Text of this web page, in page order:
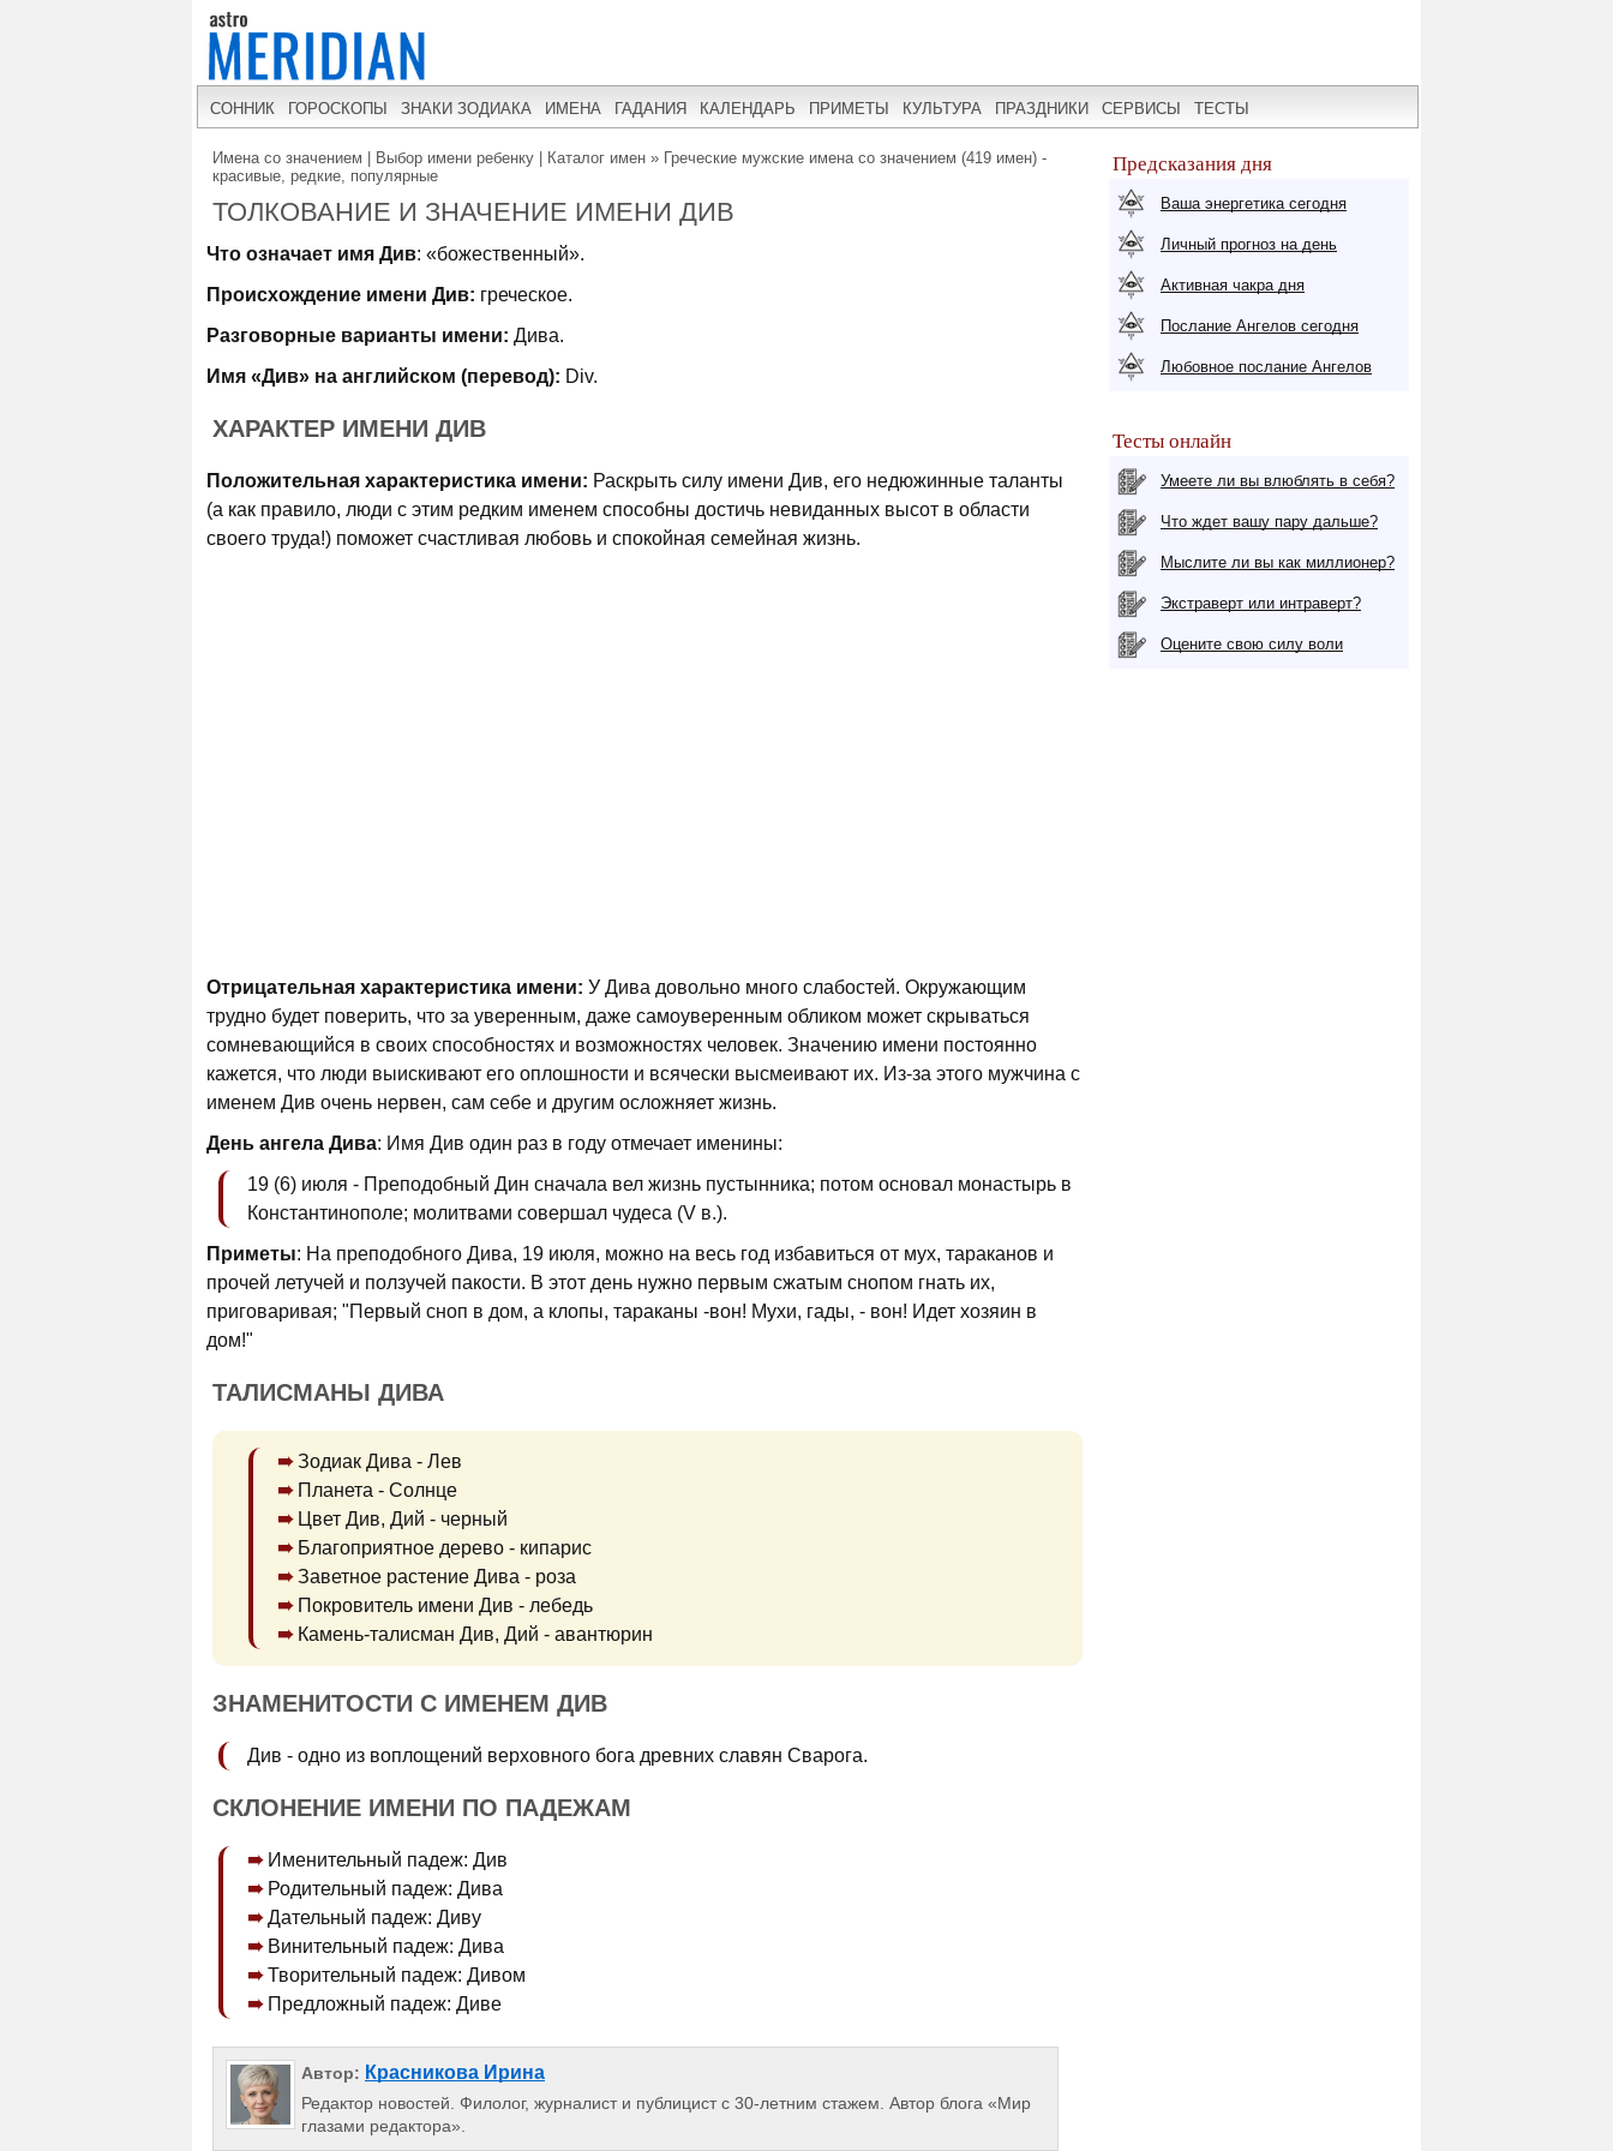
СОННИК ГОРОСКОПЫ ЗНАКИ ЗОДИАКА ИМЕНА ГАДАНИЯ КАЛЕНДАРЬ ПРИМЕТЫ КУЛЬТУРА ПРАЗДНИКИ СЕРВИСЫ ТЕСТЫ
Имена со значением | Выбор имени ребенку | Каталог имен » Греческие мужские имена со значением (419 имен) -
красивые, редкие, популярные
ТОЛКОВАНИЕ И ЗНАЧЕНИЕ ИМЕНИ ДИВ
Что означает имя Див: «божественный».
Происхождение имени Див: греческое.
Разговорные варианты имени: Дива.
Имя «Див» на английском (перевод): Div.
ХАРАКТЕР ИМЕНИ ДИВ
Положительная характеристика имени: Раскрыть силу имени Див, его недюжинные таланты
(а как правило, люди с этим редким именем способны достичь невиданных высот в области
своего труда!) поможет счастливая любовь и спокойная семейная жизнь.
Отрицательная характеристика имени: У Дива довольно много слабостей. Окружающим
трудно будет поверить, что за уверенным, даже самоуверенным обликом может скрываться
сомневающийся в своих способностях и возможностях человек. Значению имени постоянно
кажется, что люди выискивают его оплошности и всячески высмеивают их. Из-за этого мужчина с
именем Див очень нервен, сам себе и другим осложняет жизнь.
День ангела Дива: Имя Див один раз в году отмечает именины:
19 (6) июля - Преподобный Дин сначала вел жизнь пустынника; потом основал монастырь в
Константинополе; молитвами совершал чудеса (V в.).
Приметы: На преподобного Дива, 19 июля, можно на весь год избавиться от мух, тараканов и
прочей летучей и ползучей пакости. В этот день нужно первым сжатым снопом гнать их,
приговаривая; "Первый сноп в дом, а клопы, тараканы -вон! Мухи, гады, - вон! Идет хозяин в
дом!"
ТАЛИСМАНЫ ДИВА
Зодиак Дива - Лев
Планета - Солнце
Цвет Див, Дий - черный
Благоприятное дерево - кипарис
Заветное растение Дива - роза
Покровитель имени Див - лебедь
Камень-талисман Див, Дий - авантюрин
ЗНАМЕНИТОСТИ С ИМЕНЕМ ДИВ
Див - одно из воплощений верховного бога древних славян Сварога.
СКЛОНЕНИЕ ИМЕНИ ПО ПАДЕЖАМ
Именительный падеж: Див
Родительный падеж: Дива
Дательный падеж: Диву
Винительный падеж: Дива
Творительный падеж: Дивом
Предложный падеж: Диве
Автор: Красникова Ирина
Редактор новостей. Филолог, журналист и публицист с 30-летним стажем. Автор блога «Мир
глазами редактора».
Предсказания дня
Ваша энергетика сегодня
Личный прогноз на день
Активная чакра дня
Послание Ангелов сегодня
Любовное послание Ангелов
Тесты онлайн
Умеете ли вы влюблять в себя?
Что ждет вашу пару дальше?
Мыслите ли вы как миллионер?
Экстраверт или интраверт?
Оцените свою силу воли